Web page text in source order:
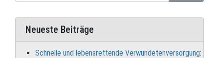
Neueste Beiträge
Schnelle und lebensrettende Verwundetenversorgung: